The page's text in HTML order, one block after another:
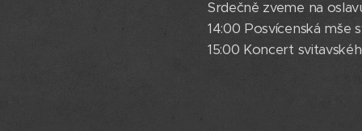
Srdečně zveme na
14:00 Posvícenská mše
15:00 Koncert